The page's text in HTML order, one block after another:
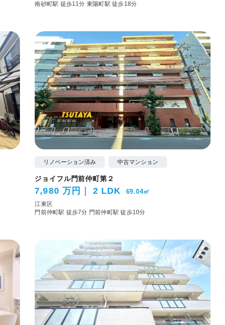
南砂町駅 徒歩11分 東陽町駅 徒歩18分
リノベーション済み 中古マンション
ジョイフル門前仲町第２
7,980 万円 2 LDK 69.04㎡
江東区
門前仲町駅 徒歩7分 門前仲町駅 徒歩10分